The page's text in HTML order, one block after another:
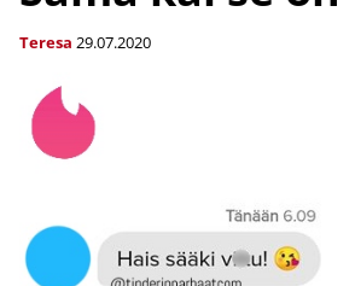
Teresa 29.07.2020